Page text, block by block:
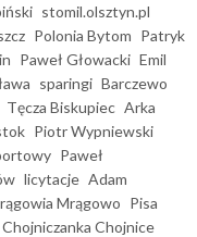
stomil.olsztyn.pl
Polonia Bytom Patryk
Paweł Głowacki Emil
sparingi Barczewo
Tęcza Biskupiec Arka
Piotr Wypniewski
Paweł
licytacje Adam
Mrągowo Pisa
Chojniczanka Chojnice